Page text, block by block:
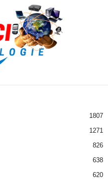
1807
1271
826
638
620